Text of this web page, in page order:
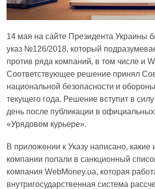
14 мая на сайте Президента Украины
указ №126/2018, который
против ряда компаний, в том числе и
Соответствующее решение принял
национальной безопасности и
текущего года. Решение вступит в
день после публикации в
«Урядовом курьере».
В приложении к Указу написано, какие
компании попали в санкционный
компания WebMoney.ua, которая
внутригосударственная система